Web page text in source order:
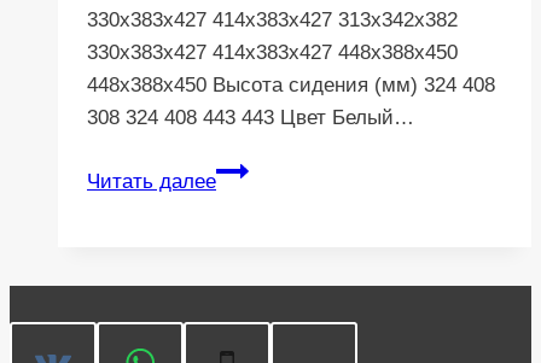
330x383x427 414x383x427 313x342x382
330x383x427 414x383x427 448x388x450
448x388x450 Высота сидения (мм) 324 408
308 324 408 443 443 Цвет Белый…
Читать далее
Сравнение